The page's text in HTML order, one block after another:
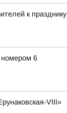
к празднику
6
VIII»